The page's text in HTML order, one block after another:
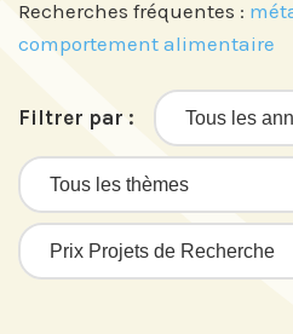
Recherches fréquentes :
comportement alimentaire
Filtrer par :